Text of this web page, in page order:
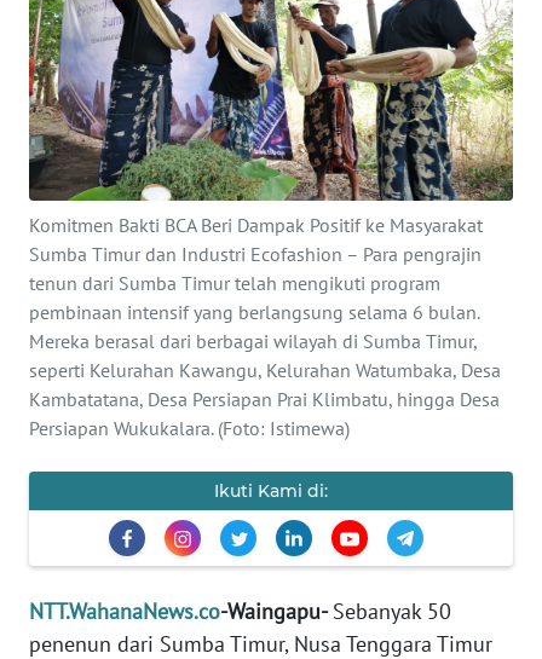
Komitmen Bakti BCA Beri Dampak Positif ke Masyarakat
Sumba Timur dan Industri Ecofashion – Para pengrajin
tenun dari Sumba Timur telah mengikuti program
pembinaan intensif yang berlangsung selama 6 bulan.
Mereka berasal dari berbagai wilayah di Sumba Timur,
seperti Kelurahan Kawangu, Kelurahan Watumbaka, Desa
Kambatatana, Desa Persiapan Prai Klimbatu, hingga Desa
Persiapan Wukukalara. (Foto: Istimewa)
Ikuti Kami di:
NTT.WahanaNews.co-Waingapu-Sebanyak 50
penenun dari Sumba Timur, Nusa Tenggara Timur
Informasi
INDEKS
BERITA
KONTAK
KAMI
INFO
IKLAN
TENTANG
KAMI
PEDOMAN
MEDIA
KARIR